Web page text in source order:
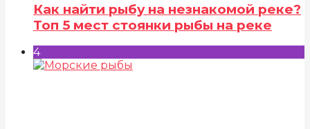
Как найти рыбу на незнакомой реке?
Топ 5 мест стоянки рыбы на реке
4